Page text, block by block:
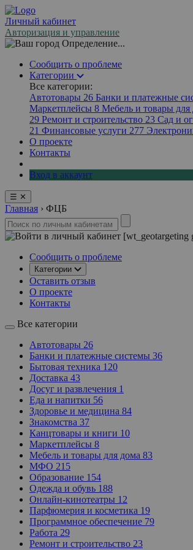
Личный кабинет
Авторизация и управление
Определение...
Сообщить о проблеме
Категории
Все категории:
Автотовары 26 Банки и платежные
Маркетплейсы 8 Мебель и товары для
29 Ремонт и строительство 23 Сад и
21 Финансовые услуги 277
О проекте
Контакты
Вход в аккаунт
☰ ✕
Главная › ФЦБ
Сообщить о проблеме
Категории
Оставить отзыв
О проекте
Контакты
Все категории
Автотовары 26
Банки и платежные системы 36
Бытовая техника 120
Доставка 43
Досуг и развлечения 1
Еда и напитки 56
Здоровье и медицина 84
Знакомства 37
Канцтовары и книги 10
Маркетплейсы 8
Мебель и товары для дома 83
МФО 215
Образование 154
Одежда и обувь 188
Онлайн-кинотеатры 12
Парфюмерия и косметика 19
Программное обеспечение 79
Работа 29
Ремонт и строительство 23